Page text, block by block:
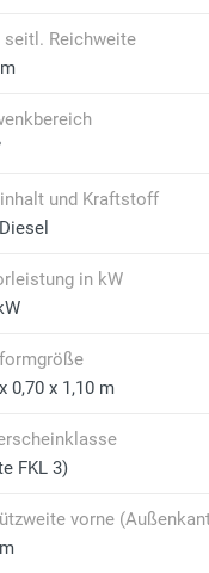
seitl. Reichweite
und Kraftstoff
in kW
0,70 x 1,10 m
FKL 3)
vorne